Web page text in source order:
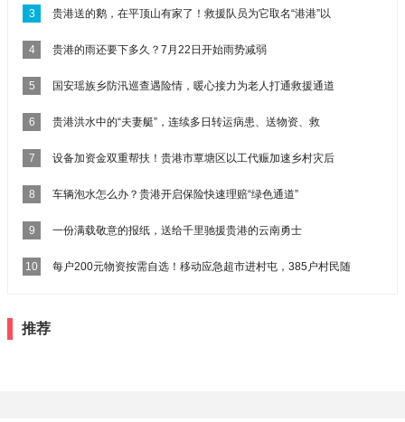
3 贵港送的鹅，在平顶山有家了！救援队员为它取名“港港”以
4 贵港的雨还要下多久？7月22日开始雨势减弱
5 国安瑶族乡防汛巡查遇险情，暖心接力为老人打通救援通道
6 贵港洪水中的“夫妻艇”，连续多日转运病患、送物资、救
7 设备加资金双重帮扶！贵港市覃塘区以工代赈加速乡村灾后
8 车辆泡水怎么办？贵港开启保险快速理赔“绿色通道”
9 一份满载敬意的报纸，送给千里驰援贵港的云南勇士
10 每户200元物资按需自选！移动应急超市进村屯，385户村民随
推荐